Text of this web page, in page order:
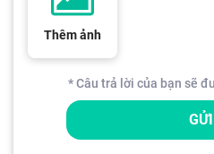
Thêm ảnh
* Câu trả lời của bạn sẽ
GỬI